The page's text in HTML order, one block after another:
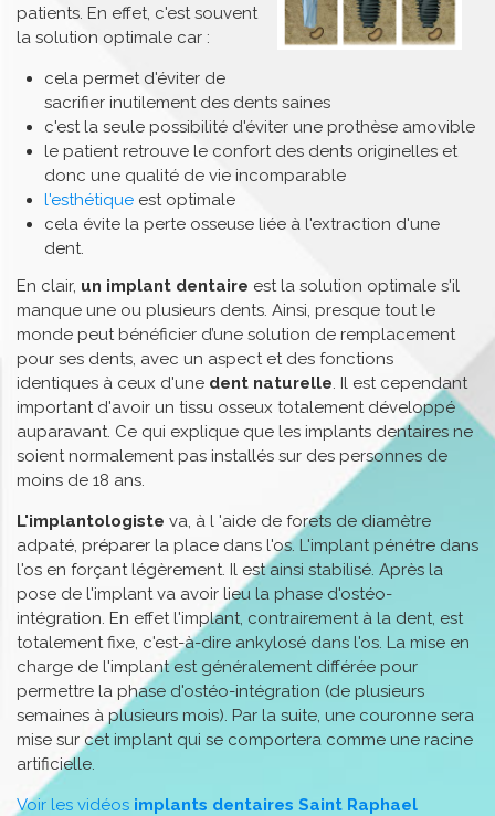
patients. En effet, c'est souvent
la solution optimale car :
cela permet d'éviter de
sacrifier inutilement des dents saines
c'est la seule possibilité d'éviter une prothèse amovible
le patient retrouve le confort des dents originelles et
donc une qualité de vie incomparable
l'esthétique est optimale
cela évite la perte osseuse liée à l'extraction d'une
dent.
En clair, un implant dentaire est la solution optimale s'il
manque une ou plusieurs dents. Ainsi, presque tout le
monde peut bénéficier d’une solution de remplacement
pour ses dents, avec un aspect et des fonctions
identiques à ceux d'une dent naturelle. Il est cependant
important d'avoir un tissu osseux totalement développé
auparavant. Ce qui explique que les implants dentaires ne
soient normalement pas installés sur des personnes de
moins de 18 ans.
L'implantologiste va, à l 'aide de forets de diamètre
adpaté, préparer la place dans l'os. L'implant pénétre dans
l'os en forçant légèrement. Il est ainsi stabilisé. Après la
pose de l'implant va avoir lieu la phase d'ostéo-
intégration. En effet l'implant, contrairement à la dent, est
totalement fixe, c'est-à-dire ankylosé dans l'os. La mise en
charge de l'implant est généralement différée pour
permettre la phase d'ostéo-intégration (de plusieurs
semaines à plusieurs mois). Par la suite, une couronne sera
mise sur cet implant qui se comportera comme une racine
artificielle.
Voir les vidéos implants dentaires Saint Raphael